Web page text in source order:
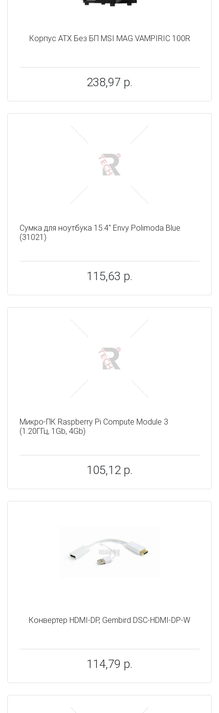
Корпус ATX Без БП MSI MAG VAMPIRIC 100R
238,97 р.
Сумка для ноутбука 15.4" Envy Polimoda Blue
(31021)
115,63 р.
Микро-ПК Raspberry Pi Compute Module 3
(1.20ГГц, 1Gb, 4Gb)
105,12 р.
Конвертер HDMI-DP, Gembird DSC-HDMI-DP-W
114,79 р.